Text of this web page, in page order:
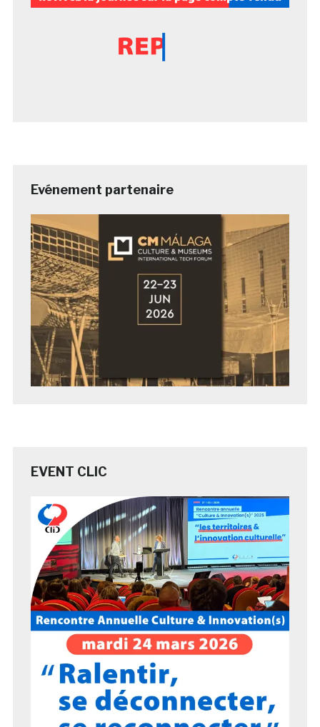
Evénement partenaire
EVENT CLIC